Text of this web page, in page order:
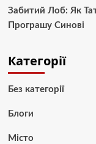
Забитий Лоб: Як
Програшу Синові
Категорії
Без категорії
Блоги
Місто